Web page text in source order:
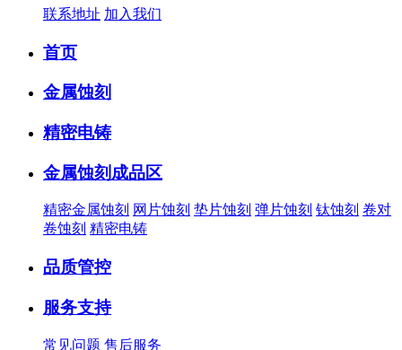
联系地址 加入我们
首页
金属蚀刻
精密电铸
金属蚀刻成品区
精密金属蚀刻 网片蚀刻 垫片蚀刻 弹片蚀刻 钛蚀刻 卷对
卷蚀刻 精密电铸
品质管控
服务支持
常见问题 售后服务